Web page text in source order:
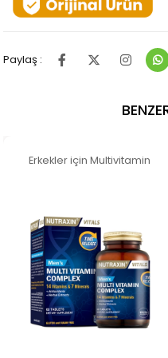
Paylaş :
Erkekler için Multivitamin